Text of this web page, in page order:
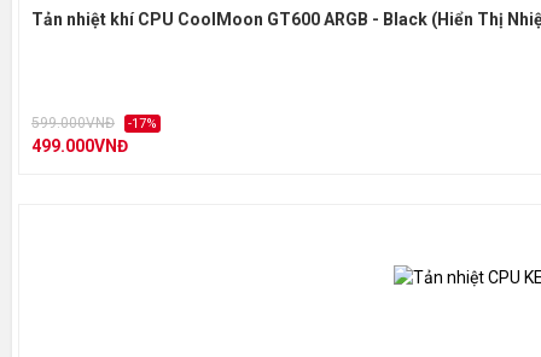
Tản nhiệt khí CPU CoolMoon GT600 ARGB - Black (Hiển Thị
599.000VNĐ -17%
499.000VNĐ